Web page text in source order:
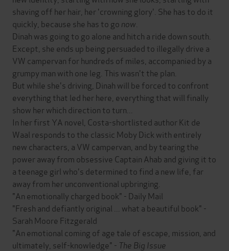
shaving off her hair, her 'crowning glory'. She has to do it
quickly, because she has to go now
Dinah was going to go alone and hitch a ride down south.
Except, she ends up being persuaded to illegally drive a
VW campervan for hundreds of miles, accompanied by a
grumpy man with one leg. This wasn't the plan.
But while she's driving, Dinah will be forced to confront
everything that led her here, everything that will finally
show her which direction to turn...
In her first YA novel, Costa-shortlisted author Kit de
Waal responds to the classic Moby Dick with entirely
new characters, a VW campervan, and by tearing the
power away from obsessive Captain Ahab and giving it to
a teenage girl who's determined to find a new life, far
away from her unconventional upbringing.
"An emotionally charged book" - Daily Mail
"Fresh and defiantly original ... what a beautiful book" -
Sarah Moore Fitzgerald
"An emotional coming of age tale of escape, mission, and
ultimately, self-knowledge" - The Big Issue